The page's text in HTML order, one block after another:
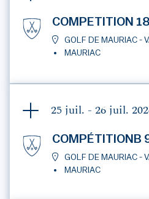
COMPETITION
GOLF DE MAURIAC -
MAURIAC
25 juil. - 26 juil.
COMPÉTITIONB
GOLF DE MAURIAC -
MAURIAC